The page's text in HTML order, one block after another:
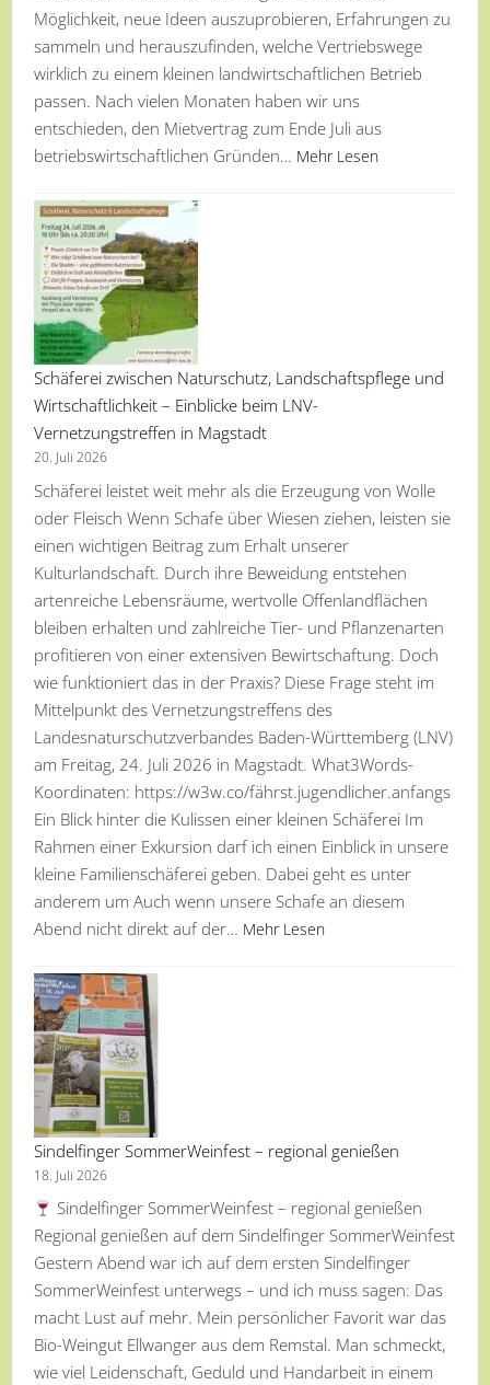
Möglichkeit, neue Ideen auszuprobieren, Erfahrungen zu
sammeln und herauszufinden, welche Vertriebswege
wirklich zu einem kleinen landwirtschaftlichen Betrieb
passen. Nach vielen Monaten haben wir uns
entschieden, den Mietvertrag zum Ende Juli aus
betriebswirtschaftlichen Gründen… Mehr Lesen
Schäferei zwischen Naturschutz, Landschaftspflege und
Wirtschaftlichkeit – Einblicke beim LNV-
Vernetzungstreffen in Magstadt
20. Juli 2026
Schäferei leistet weit mehr als die Erzeugung von Wolle
oder Fleisch Wenn Schafe über Wiesen ziehen, leisten sie
einen wichtigen Beitrag zum Erhalt unserer
Kulturlandschaft. Durch ihre Beweidung entstehen
artenreiche Lebensräume, wertvolle Offenlandflächen
bleiben erhalten und zahlreiche Tier- und Pflanzenarten
profitieren von einer extensiven Bewirtschaftung. Doch
wie funktioniert das in der Praxis? Diese Frage steht im
Mittelpunkt des Vernetzungstreffens des
Landesnaturschutzverbandes Baden-Württemberg (LNV)
am Freitag, 24. Juli 2026 in Magstadt. What3Words-
Koordinaten: https://w3w.co/fährst.jugendlicher.anfangs
Ein Blick hinter die Kulissen einer kleinen Schäferei Im
Rahmen einer Exkursion darf ich einen Einblick in unsere
kleine Familienschäferei geben. Dabei geht es unter
anderem um Auch wenn unsere Schafe an diesem
Abend nicht direkt auf der… Mehr Lesen
Sindelfinger SommerWeinfest – regional genießen
18. Juli 2026
Sindelfinger SommerWeinfest – regional genießen
Regional genießen auf dem Sindelfinger SommerWeinfest
Gestern Abend war ich auf dem ersten Sindelfinger
SommerWeinfest unterwegs – und ich muss sagen: Das
macht Lust auf mehr. Mein persönlicher Favorit war das
Bio-Weingut Ellwanger aus dem Remstal. Man schmeckt,
wie viel Leidenschaft, Geduld und Handarbeit in einem